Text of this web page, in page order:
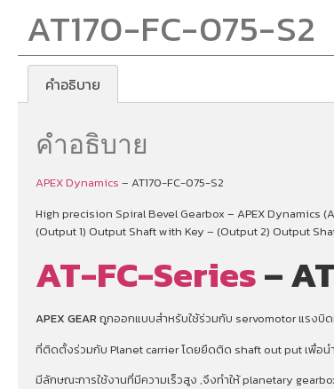
AT170-FC-075-S2
คำอธิบาย
คำอธิบาย
APEX Dynamics – AT170-FC-075-S2
High precision Spiral Bevel Gearbox – APEX Dynamics
(Output 1) Output Shaft with Key – (Output 2) Output
AT-FC-Series–
APEX GEAR ถูกออกแบบสำหรับใช้ร่วมกับ servomotor แรงบิ
ที่ติดตั้งร่วมกับ Planet carrier โดยยึดติด shaft out put เพื่อนํ
มีลักษณะการใช้งานที่มีความเร็วสูง ,จึงทําให้ planetary